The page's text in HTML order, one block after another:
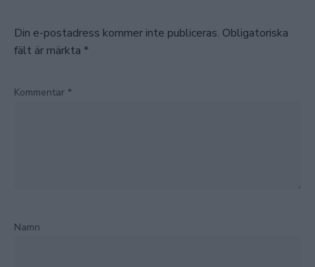
Din e-postadress kommer inte publiceras. Obligatoriska
fält är märkta *
Kommentar *
Namn